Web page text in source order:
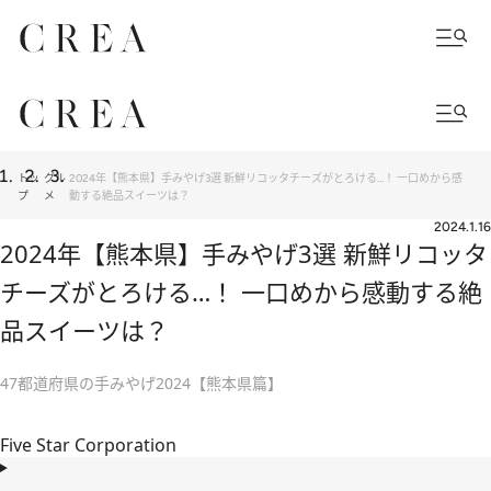
トッ
プ
グル
メ
2024年【熊本県】手みやげ3選 新鮮リコッタチーズがとろける…！ 一口めから感
動する絶品スイーツは？
2024.1.16
2024年【熊本県】手みやげ3選 新鮮リコッタ
チーズがとろける…！ 一口めから感動する絶
品スイーツは？
47都道府県の手みやげ2024【熊本県篇】
Five Star Corporation